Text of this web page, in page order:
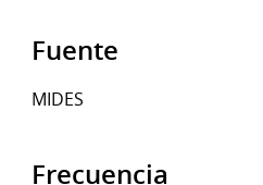
Fuente
MIDES
Frecuencia